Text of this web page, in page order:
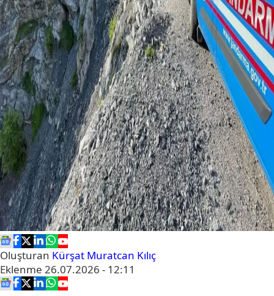
Oluşturan Kürşat Muratcan Kılıç
Eklenme 26.07.2026 - 12:11